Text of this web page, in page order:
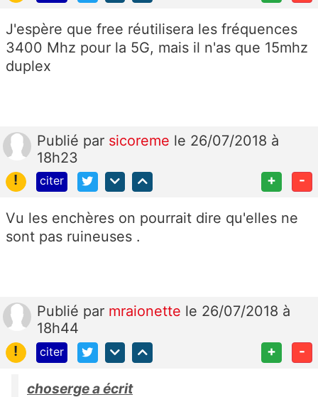
J'espère que free réutilisera les fréquences
3400 Mhz pour la 5G, mais il n'as que 15mhz
duplex
Publié par sicoreme le 26/07/2018 à
18h23
!
citer + -
Vu les enchères on pourrait dire qu'elles ne
sont pas ruineuses .
Publié par mraionette le 26/07/2018 à
18h44
!
citer + -
choserge a écrit